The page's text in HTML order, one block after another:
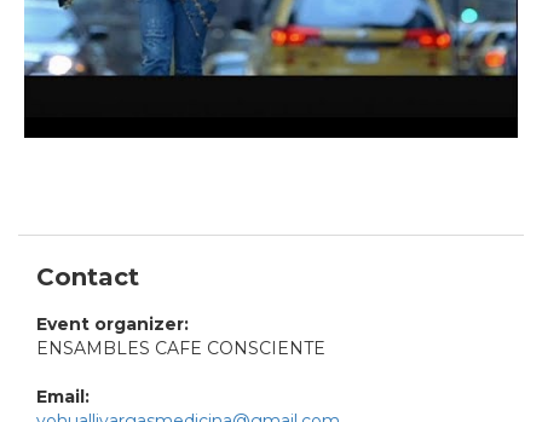
Contact
Event organizer:
ENSAMBLES CAFE CONSCIENTE
Email: